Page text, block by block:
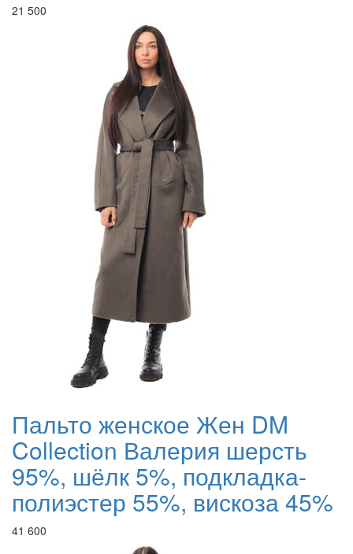
21 500
Пальто женское Жен DM
Collection Валерия шерсть
95%, шёлк 5%, подкладка-
полиэстер 55%, вискоза 45%
41 600